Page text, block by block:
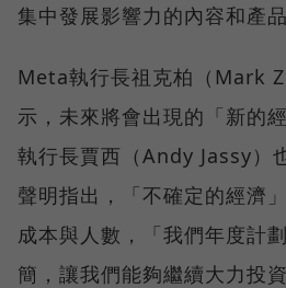
集中發展影響力的內容和產品
Meta執行長祖克柏（Mark
示，未來將會出現的「新的
執行長賈西（Andy Jassy）
聲明指出，「不確定的經濟
成本與人數，「我們年度計
簡，讓我們能夠繼續大力投